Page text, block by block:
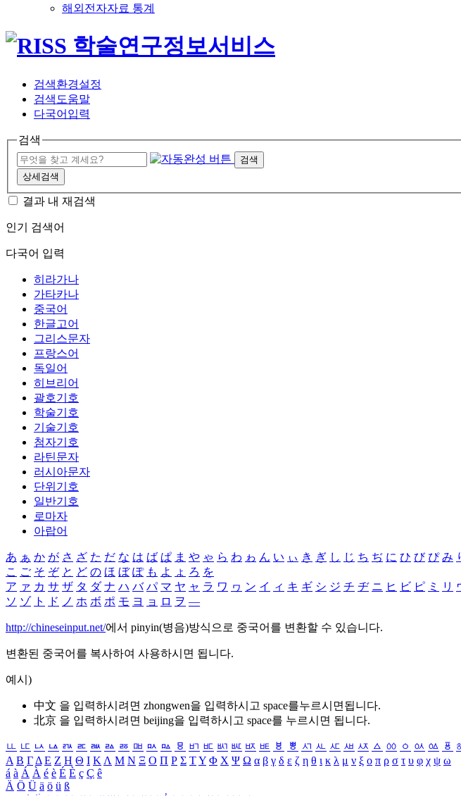
해외전자자료 통계
검색환경설정
검색도움말
다국어입력
검색
검색
상세검색
결과 내 재검색
인기 검색어
다국어 입력
히라가나
가타카나
중국어
한글고어
그리스문자
프랑스어
독일어
히브리어
괄호기호
학술기호
기술기호
첨자기호
라틴문자
러시아문자
단위기호
일반기호
로마자
아랍어
あ ぁ か が さ ざ た だ な は ば ぱ ま や ゃ ら わ ゎ ん い ぃ き ぎ し じ ち ぢ に ひ び ぴ み
こ ご そ ぞ と ど の ほ ぼ ぽ も よ ょ ろ を
ア ァ カ サ ザ タ ダ ナ ハ バ パ マ ヤ ャ ラ ワ ヮ ン イ ィ キ ギ シ ジ チ ヂ ニ ヒ ビ ピ ミ リ
ソ ゾ ト ド ノ ホ ボ ポ モ ヨ ョ ロ ヲ ―
http://chineseinput.net/에서 pinyin(병음)방식으로 중국어를 변환할 수 있습니다.
변환된 중국어를 복사하여 사용하시면 됩니다.
예시)
中文 을 입력하시려면 zhongwen을 입력하시고 space를누르시면됩니다.
北京 을 입력하시려면 beijing을 입력하시고 space를 누르시면 됩니다.
ㅥ ㅦ ㅧ ㅨ ㅩ ㅪ ㅫ ㅬ ㅭ ㅮ ㅯ ㅰ ㅱ ㅲ ㅳ ㅴ ㅵ ㅶ ㅷ ㅸ ㅹ ㅺ ㅻ ㅼ ㅽ ㅾ ㅿ ㆀ ㆁ ㆂ ㆃ ㆄ
Α Β ΓΔ Ε Ζ Η Θ Ι ΚΛ Μ Ν Ξ Ο Π Ρ Σ ΤΥ Φ Χ Ψ Ω α β γ δ ε ζ η θ ι κ λ μ ν ξ ο π ρ σ τ υ φ χ ψ ω
á à Á À é è É È ç Ç ê
Ä Ö Ü ä ö ü ß